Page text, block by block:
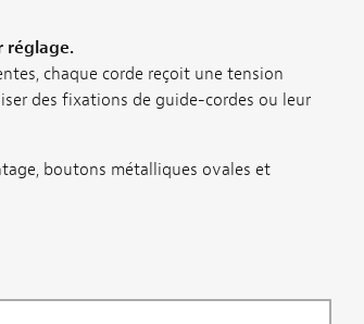
réglage.
chaque corde reçoit une tension
des fixations de guide-cordes ou leur
boutons métalliques ovales et